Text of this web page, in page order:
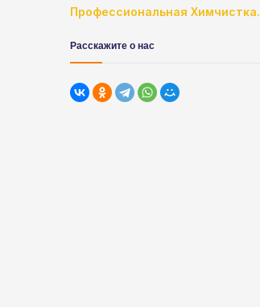
Профессиональная Химчистка.
Расскажите о нас